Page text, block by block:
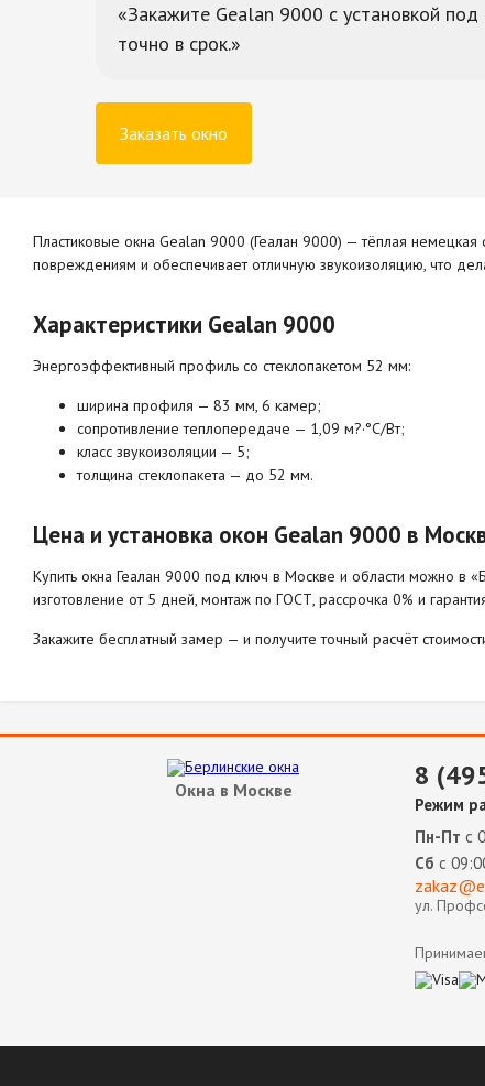
Закажите Gealan 9000 с установкой
точно в срок.
Заказать окно
Пластиковые окна Gealan 9000 (Геалан 9000) — тёплая
повреждениям и обеспечивает отличную звукоизоляцию, что
Характеристики Gealan 9000
Энергоэффективный профиль со стеклопакетом 52 мм:
ширина профиля — 83 мм, 6 камер;
сопротивление теплопередаче — 1,09 м?·°C/Вт;
класс звукоизоляции — 5;
толщина стеклопакета — до 52 мм.
Цена и установка окон Gealan 9000 в
Купить окна Геалан 9000 под ключ в Москве и области можно в
изготовление от 5 дней, монтаж по ГОСТ, рассрочка 0% и
Закажите бесплатный замер — и получите точный расчёт
Окна в Москве 8
Режим
Пн-Пт с
Сб с
ул.